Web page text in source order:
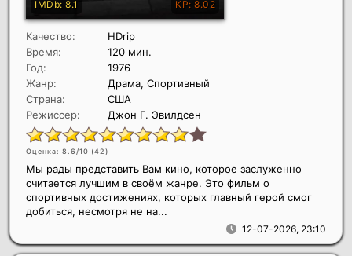
Качество:
HDrip
Время:
120 мин.
Год:
1976
Жанр:
Драма, Спортивный
Страна:
США
Режиссер:
Джон Г. Эвилдсен
Оценка: 8.6/10 (42)
12-07-2026, 23:10
Мы рады представить Вам кино, которое заслуженно
считается лучшим в своём жанре. Это фильм о
спортивных достижениях, которых главный герой смог
добиться, несмотря не на...